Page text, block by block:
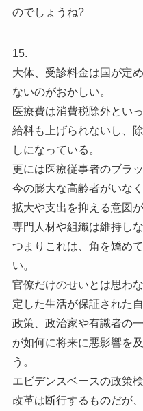
のでしょうね?
15.
大体、受診料金は国が定
ないのがおかしい。
医療費は消費税除外とい
給料も上げられないし、
しになっている。
更には医療従事者のブラ
今の膨大な高齢者がいな
拡大や支出を抑える意図
専門人材や組織は維持し
つまりこれは、角を矯め
い。
官僚だけのせいとは思わ
定した生活が保証された
政策、政治家や有識者の
が如何に将来に悪影響を
う。
エビデンスベースの政策
改革は断行するものだが